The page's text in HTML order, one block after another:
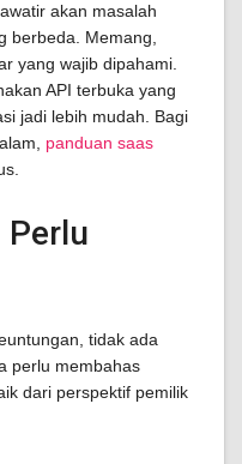
akan masalah
berbeda. Memang,
yang wajib dipahami.
API terbuka yang
jadi lebih mudah. Bagi
panduan saas
Perlu
tidak ada
perlu membahas
dari perspektif pemilik